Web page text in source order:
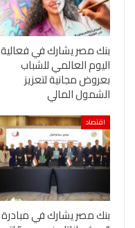
بنك مصر يشارك في فعالية
اليوم العالمي للشباب
بعروض مجانية لتعزيز
الشمول المالي
اقتصاد
بنك مصر يشارك في مبادرة